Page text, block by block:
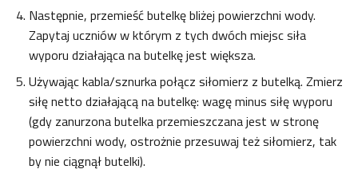
Następnie, przemieść butelkę bliżej powierzchni wody.
Zapytaj uczniów w którym z tych dwóch miejsc siła
wyporu działająca na butelkę jest większa.
Używając kabla/sznurka połącz siłomierz z butelką. Zmierz
siłę netto działającą na butelkę: wagę minus siłę wyporu
(gdy zanurzona butelka przemieszczana jest w stronę
powierzchni wody, ostrożnie przesuwaj też siłomierz, tak
by nie ciągnął butelki).